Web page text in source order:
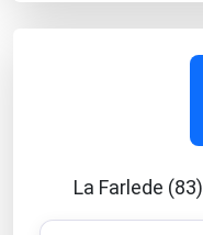
La Farlede (83)